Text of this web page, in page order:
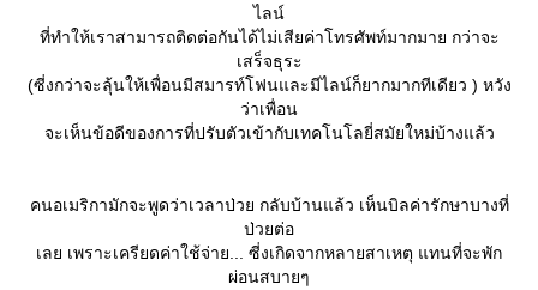
ไลน์
ที่ทำให้เราสามารถติดต่อกันได้ไม่เสียค่าโทรศัพท์มากมาย กว่าจะ
เสร็จธุระ
(ซี่งกว่าจะลุ้นให้เพื่อนมีสมารท์โฟนและมีไลน์ก็ยากมากทีเดียว ) หวัง
ว่าเพื่อน
จะเห็นข้อดีของการที่ปรับตัวเข้ากับเทคโนโลยี่สมัยใหม่บ้างแล้ว
คนอเมริกามักจะพูดว่าเวลาป่วย กลับบ้านแล้ว เห็นบิลค่ารักษาบางที่
ป่วยต่อ
เลย เพราะเครียดค่าใช้จ่าย... ซี่งเกิดจากหลายสาเหตุ​ แทนที่จะพัก
ผ่อนสบายๆ